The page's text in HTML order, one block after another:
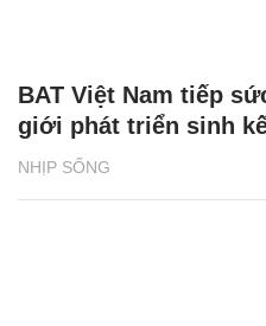
NHỊP SỐNG
BAT Việt Nam tiếp
giới phát triển sinh